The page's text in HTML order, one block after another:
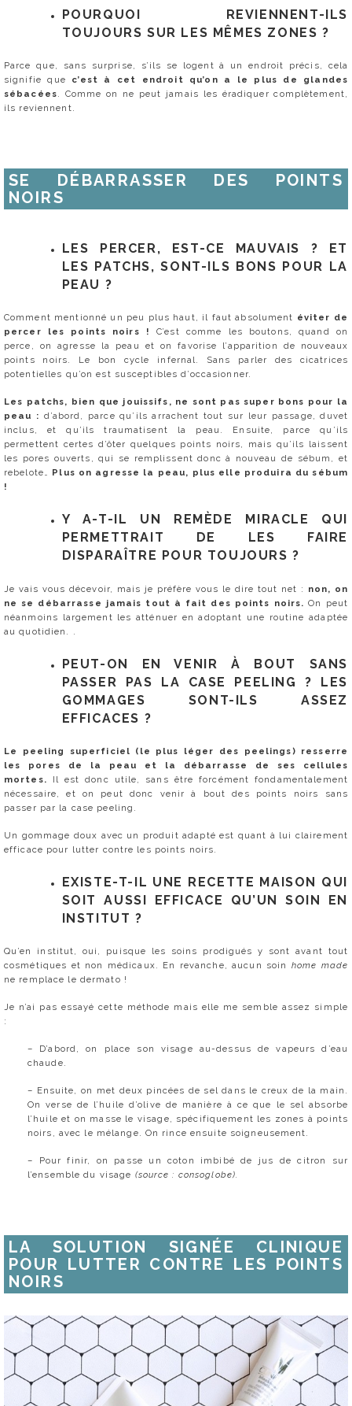
POURQUOI REVIENNENT-ILS
TOUJOURS SUR LES MÊMES ZONES ?
Parce que, sans surprise, s’ils se logent à un endroit précis, cela
signifie que c’est à cet endroit qu’on a le plus de glandes
sébacées. Comme on ne peut jamais les éradiquer complètement,
ils reviennent.
SE DÉBARRASSER DES POINTS
NOIRS
LES PERCER, EST-CE MAUVAIS ? ET
LES PATCHS, SONT-ILS BONS POUR LA
PEAU ?
Comment mentionné un peu plus haut, il faut absolument éviter de
percer les points noirs !
C’est comme les boutons, quand on
perce, on agresse la peau et on favorise l’apparition de nouveaux
points noirs. Le bon cycle infernal. Sans parler des cicatrices
potentielles qu’on est susceptibles d’occasionner.
Les patchs, bien que jouissifs, ne sont pas super bons pour la
peau : d’abord, parce qu’ils arrachent tout sur leur passage, duvet
inclus, et qu’ils traumatisent la peau. Ensuite, parce qu’ils
permettent certes d’ôter quelques points noirs, mais qu’ils laissent
les pores ouverts, qui se remplissent donc à nouveau de sébum, et
rebelote… Plus on agresse la peau, plus elle produira du sébum
!
Y A-T-IL UN REMÈDE MIRACLE QUI
PERMETTRAIT DE LES FAIRE
DISPARAÎTRE POUR TOUJOURS ?
Je vais vous décevoir, mais je préfère vous le dire tout net : non, on
ne se débarrasse jamais tout à fait des points noirs. On peut
néanmoins largement les atténuer en adoptant une routine adaptée
au quotidien. .
PEUT-ON EN VENIR À BOUT SANS
PASSER PAS LA CASE PEELING ? LES
GOMMAGES SONT-ILS ASSEZ
EFFICACES ?
Le peeling superficiel (le plus léger des peelings) resserre
les pores de la peau et la débarrasse de ses cellules
mortes. Il est donc utile, sans être forcément fondamentalement
nécessaire, et on peut donc venir à bout des points noirs sans
passer par la case peeling.
Un gommage doux avec un produit adapté est quant à lui clairement
efficace pour lutter contre les points noirs.
EXISTE-T-IL UNE RECETTE MAISON QUI
SOIT AUSSI EFFICACE QU’UN SOIN EN
INSTITUT ?
Qu’en institut, oui, puisque les soins prodigués y sont avant tout
cosmétiques et non médicaux. En revanche, aucun soin home made
ne remplace le dermato !
Je n’ai pas essayé cette méthode mais elle me semble assez simple
:
– D’abord, on place son visage au-dessus de vapeurs d’eau
chaude.
– Ensuite, on met deux pincées de sel dans le creux de la main.
On verse de l’huile d’olive de manière à ce que le sel absorbe
l’huile et on masse le visage, spécifiquement les zones à points
noirs, avec le mélange. On rince ensuite soigneusement.
– Pour finir, on passe un coton imbibé de jus de citron sur
l’ensemble du visage (source : consoglobe).
LA SOLUTION SIGNÉE CLINIQUE
POUR LUTTER CONTRE LES POINTS
NOIRS